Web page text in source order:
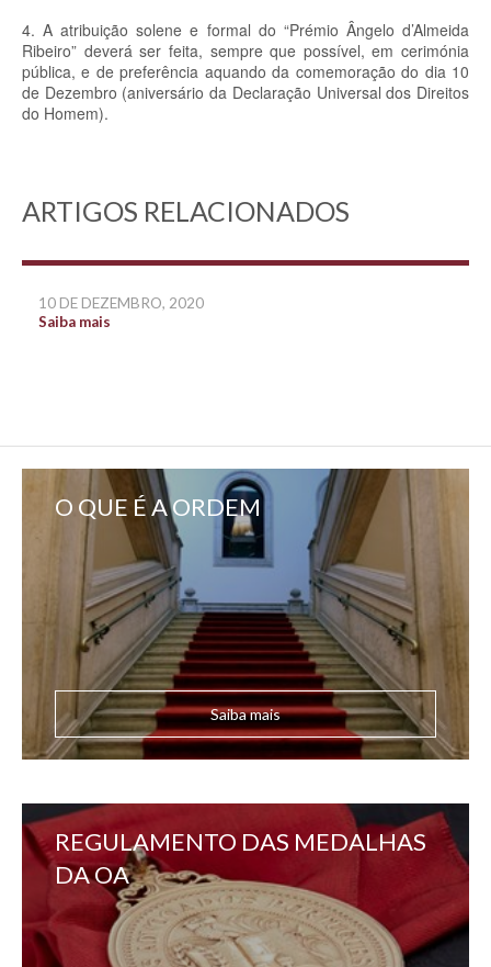
4. A atribuição solene e formal do “Prémio Ângelo d’Almeida
Ribeiro” deverá ser feita, sempre que possível, em cerimónia
pública, e de preferência aquando da comemoração do dia 10
de Dezembro (aniversário da Declaração Universal dos Direitos
do Homem).
ARTIGOS RELACIONADOS
10 DE DEZEMBRO, 2020
Saiba mais
O QUE É A ORDEM
Saiba mais
REGULAMENTO DAS MEDALHAS
DA OA